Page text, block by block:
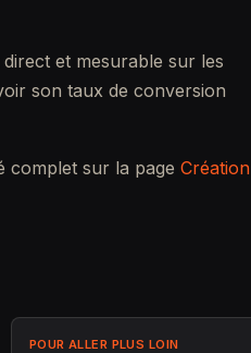
et mesurable sur les
son taux de conversion
complet sur la page Création
POUR ALLER PLUS LOIN